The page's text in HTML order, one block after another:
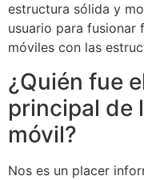
estructura sólida y
usuario para fusionar
móviles con las
¿Quién fue
principal de
móvil?
Nos es un placer